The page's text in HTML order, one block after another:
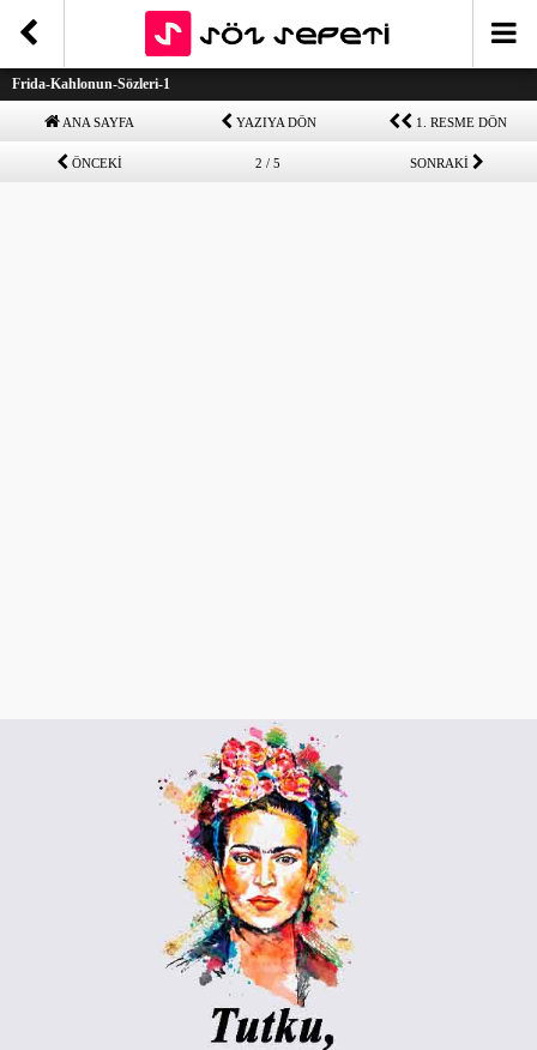
Frida-Kahlonun-Sözleri-1
ANA SAYFA YAZIYA DÖN 1. RESME DÖN
ÖNCEKİ 2 / 5 SONRAKİ